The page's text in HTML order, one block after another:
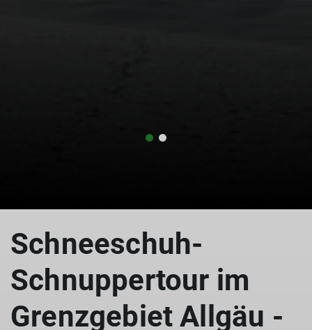
Schneeschuh-
Schnuppertour im
Grenzgebiet Allgäu -